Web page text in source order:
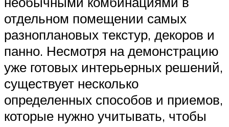
отдельном помещении самых
разноплановых текстур, декоров и
панно. Несмотря на демонстрацию
уже готовых интерьерных решений,
существует несколько
определенных способов и приемов,
которые нужно учитывать, чтобы